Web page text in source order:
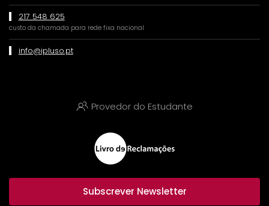
217 548 625
custo da chamada para rede fixa nacional
info@ipluso.pt
Provedor do Estudante
Subscrever Newsletter